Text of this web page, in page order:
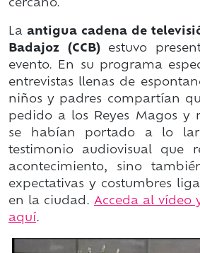
cercano.
La antigua cadena de
Badajoz (CCB)estuvo
evento. En su programa
entrevistas llenas de
niños y padres compartían
pedido a los Reyes Magos y
se habían portado a lo
testimonio audiovisual que
acontecimiento, sino
expectativas y costumbres
en la ciudad. Acceda al vídeo
aquí.